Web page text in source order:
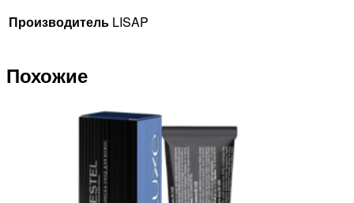
Производитель LISAP
Похожие